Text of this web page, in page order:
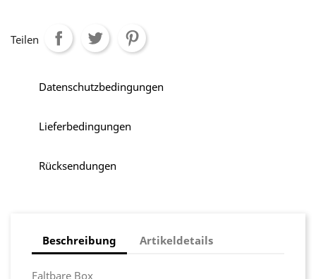
Teilen
Datenschutzbedingungen
Lieferbedingungen
Rücksendungen
Beschreibung Artikeldetails
Faltbare Box